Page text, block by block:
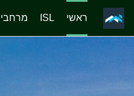
ראשי ISL